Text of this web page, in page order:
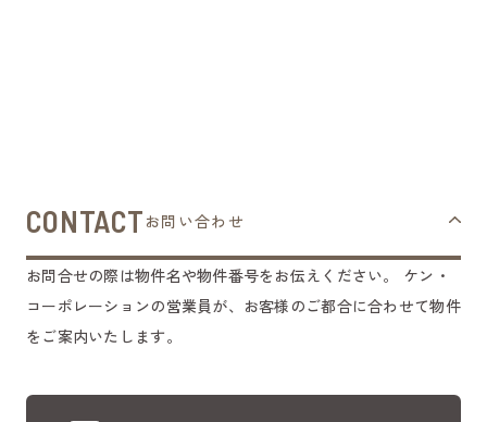
CONTACT お問い合わせ
お問合せの際は物件名や物件番号をお伝えください。
ケン・
コーポレーションの営業員が、お客様のご都合に合わせて物件
をご案内いたします。